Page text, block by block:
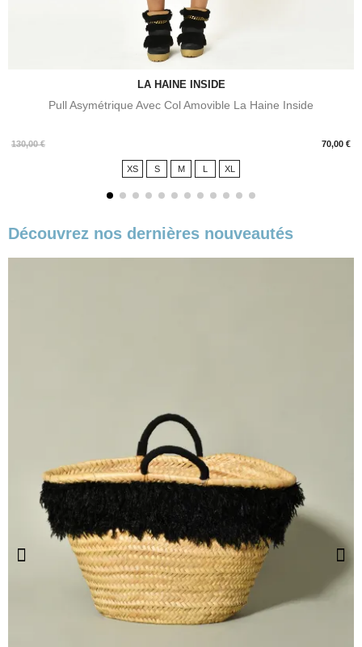
LA HAINE INSIDE
Pull Asymétrique Avec Col Amovible La Haine Inside
130,00 € 70,00 €
Prix
XS S M L XL
Découvrez nos dernières nouveautés